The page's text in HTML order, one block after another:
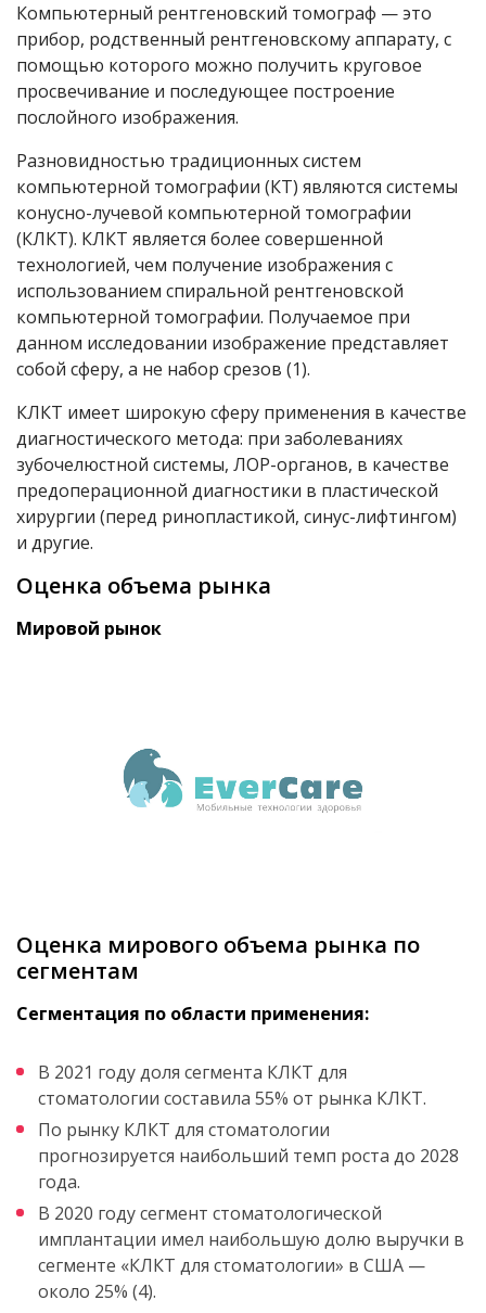
Компьютерный рентгеновский томограф — это
прибор, родственный рентгеновскому аппарату, с
помощью которого можно получить круговое
просвечивание и последующее построение
послойного изображения.
Разновидностью традиционных систем
компьютерной томографии (КТ) являются системы
конусно-лучевой компьютерной томографии
(КЛКТ). КЛКТ является более совершенной
технологией, чем получение изображения с
использованием спиральной рентгеновской
компьютерной томографии. Получаемое при
данном исследовании изображение представляет
собой сферу, а не набор срезов (1).
КЛКТ имеет широкую сферу применения в качестве
диагностического метода: при заболеваниях
зубочелюстной системы, ЛОР-органов, в качестве
предоперационной диагностики в пластической
хирургии (перед ринопластикой, синус-лифтингом)
и другие.
Оценка объема рынка
Мировой рынок
Оценка мирового объема рынка по
сегментам
Сегментация по области применения:
В 2021 году доля сегмента КЛКТ для
стоматологии составила 55% от рынка КЛКТ.
По рынку КЛКТ для стоматологии
прогнозируется наибольший темп роста до 2028
года.
В 2020 году сегмент стоматологической
имплантации имел наибольшую долю выручки в
сегменте «КЛКТ для стоматологии» в США —
около 25% (4).